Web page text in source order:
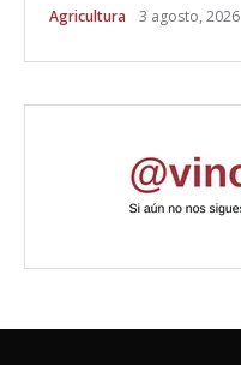
Agricultura 3 agosto, 2026